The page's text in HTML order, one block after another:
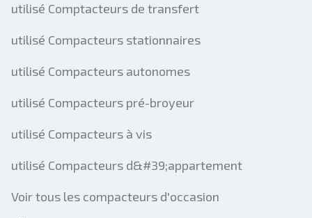
utilisé Comptacteurs de transfert
utilisé Compacteurs stationnaires
utilisé Compacteurs autonomes
utilisé Compacteurs pré-broyeur
utilisé Compacteurs à vis
utilisé Compacteurs d&#39;appartement
Voir tous les compacteurs d'occasion